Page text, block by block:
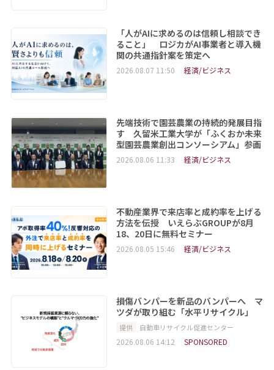
「人がAIに求めるのは信頼し相談でき
ること」 ロジカがAI事業者と導入機
関の共通指針案を策定へ
2026.08.07 11:50 経済/ビジネス
先端技術で園芸農業の持続的発展目指
す 久留米工業大学が「ふくおか未来
型園芸農業創出コンソーシアム」参画
2026.08.06 11:33 経済/ビジネス
不動産業界で来店率と成約率を上げる
方法を伝授 いえらぶGROUPが8月
18、20日に無料セミナー
2026.08.05 15:46 経済/ビジネス
損傷バンパーを新品のバンパーへ マ
ツダが取り組む「水平リサイクル」
提供 自動車リサイクル促進センター
2026.08.06 14:12 SPONSORED